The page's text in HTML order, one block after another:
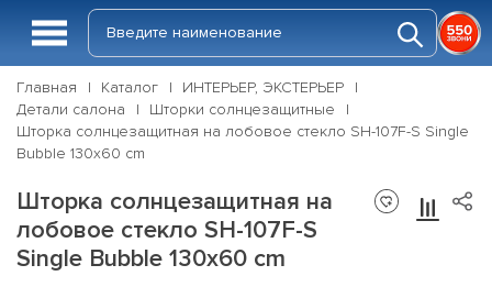
Главная Каталог
ИНТЕРЬЕР, ЭКСТЕРЬЕР
Детали салона
Шторки солнцезащитные
Шторка солнцезащитная на лобовое стекло SH-107F-S Single
Bubble 130x60 cm
Шторка солнцезащитная на
лобовое стекло SH-107F-S
Single Bubble 130x60 cm